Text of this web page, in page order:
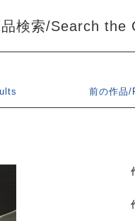
検索/Search the
前の作品